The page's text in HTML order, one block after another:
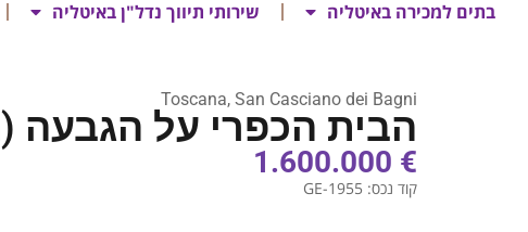
בתים למכירה באיטליה שירותי תיווך נדל"ן באיטליה
Toscana, San Casciano dei Bagni
הבית הכפרי על הגבעה (Il casolare sulla collina)
€ 1.600.000
קוד נכס: GE-1955